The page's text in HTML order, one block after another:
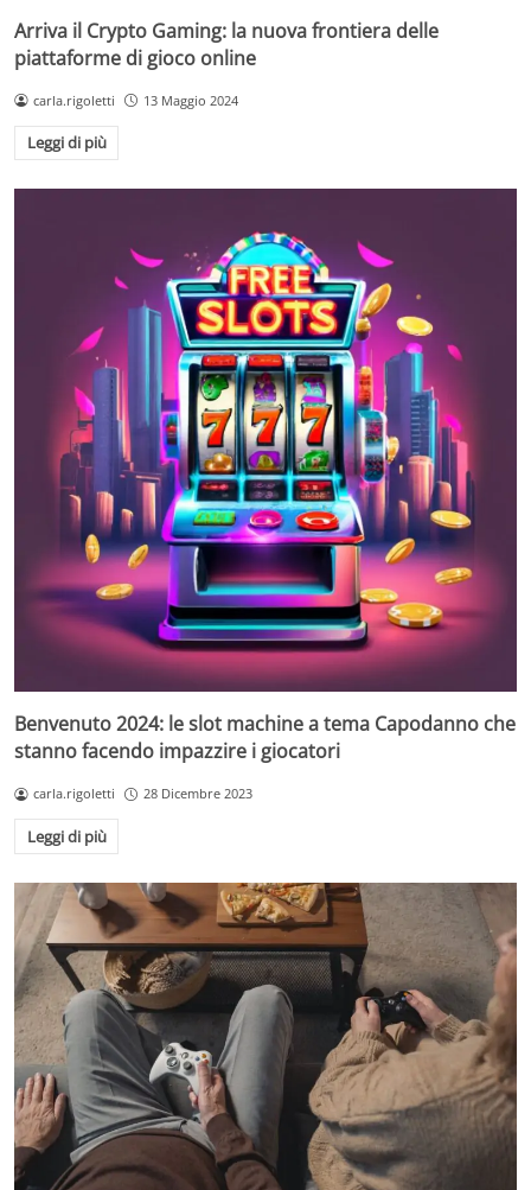
Arriva il Crypto Gaming: la nuova frontiera delle
piattaforme di gioco online
carla.rigoletti 13 Maggio 2024
Leggi di più
Benvenuto 2024: le slot machine a tema Capodanno che
stanno facendo impazzire i giocatori
carla.rigoletti 28 Dicembre 2023
Leggi di più